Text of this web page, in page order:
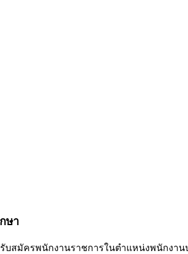
ษา
สมัครพนักงานราชการในตำแหน่งพนักงา